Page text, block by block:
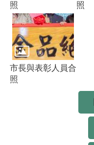
照
照
市長與表彰人員合
照